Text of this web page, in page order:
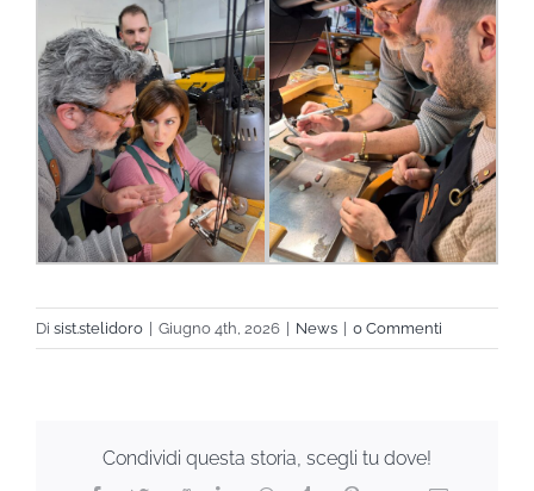
Di sist.stelidoro Giugno 4th, 2026 News 0 Commenti
Condividi questa storia, scegli tu dove!